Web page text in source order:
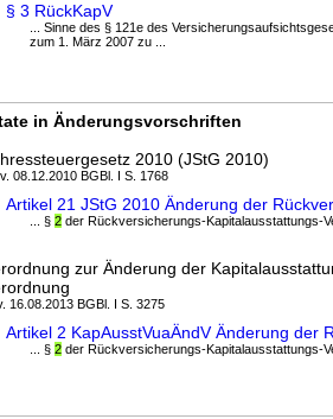
§ 3 RückKapV
... Sinne des § 121e des
zum 1. März 2007 zu ...
in Änderungsvorschriften
2010 (JStG 2010)
08.12.2010 BGBl. I S. 1768
Artikel 21 JStG 2010 Änderung der
... § 2 der Rückversicherungs-Kapitalausstattungs-
zur Änderung der
16.08.2013 BGBl. I S. 3275
Artikel 2 KapAusstVuaÄndV Änderung der
... § 2 der Rückversicherungs-Kapitalausstattungs-